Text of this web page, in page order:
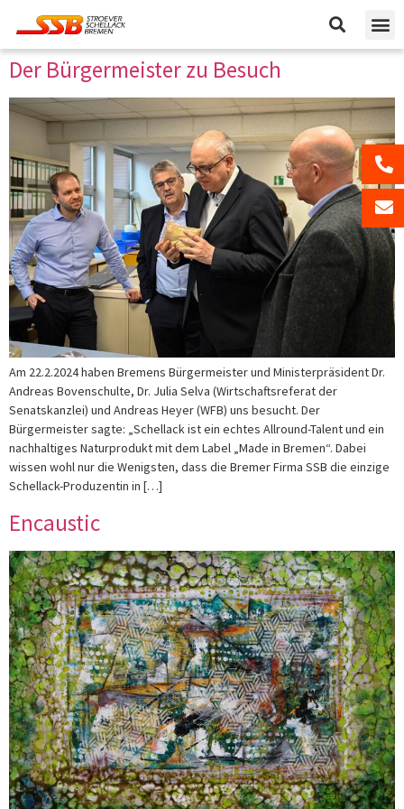
Der Bürgermeister zu Besuch
Am 22.2.2024 haben Bremens Bürgermeister und Ministerpräsident Dr.
Andreas Bovenschulte, Dr. Julia Selva (Wirtschaftsreferat der
Senatskanzlei) und Andreas Heyer (WFB) uns besucht. Der
Bürgermeister sagte: „Schellack ist ein echtes Allround-Talent und ein
nachhaltiges Naturprodukt mit dem Label „Made in Bremen“. Dabei
wissen wohl nur die Wenigsten, dass die Bremer Firma SSB die einzige
Schellack-Produzentin in […]
Encaustic